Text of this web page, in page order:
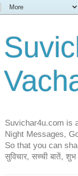
Suvichar4u.com is
Night Messages,
So that you can
सुविचार, सच्ची बातें,